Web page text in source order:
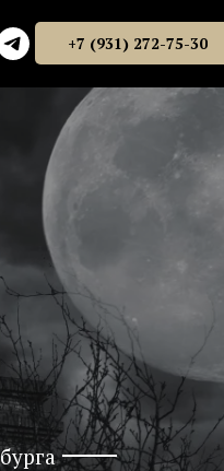
+7 (931) 272-75-30